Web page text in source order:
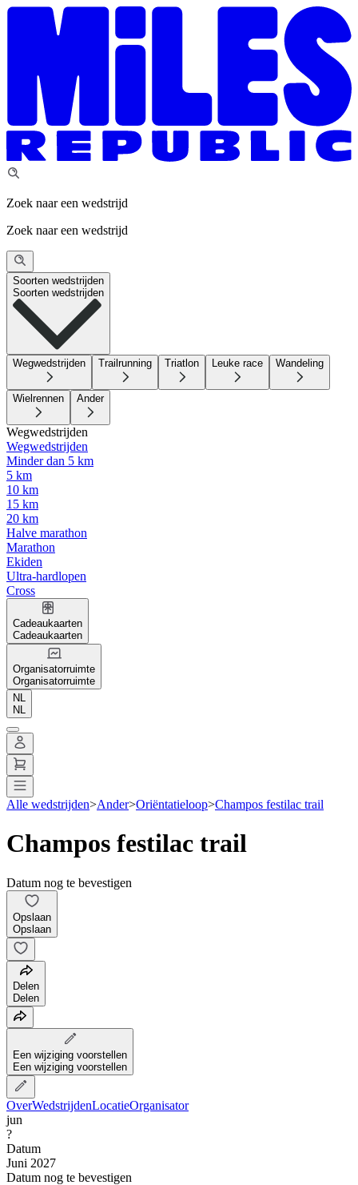
Zoek naar een wedstrijd
Zoek naar een wedstrijd
Soorten wedstrijden
Soorten wedstrijden
Wegwedstrijden Trailrunning Triatlon Leuke race Wandeling
Wielrennen Ander
Wegwedstrijden
Wegwedstrijden
Minder dan 5 km
5 km
10 km
15 km
20 km
Halve marathon
Marathon
Ekiden
Ultra-hardlopen
Cross
Cadeaukaarten
Cadeaukaarten
Organisatorruimte
Organisatorruimte
NL
NL
Alle wedstrijden>Ander>Oriëntatieloop>Champos festilac trail
Champos festilac trail
Datum nog te bevestigen
Opslaan
Opslaan
Delen
Delen
Een wijziging voorstellen
Een wijziging voorstellen
OverWedstrijdenLocatieOrganisator
jun
?
Datum
Juni 2027
Datum nog te bevestigen